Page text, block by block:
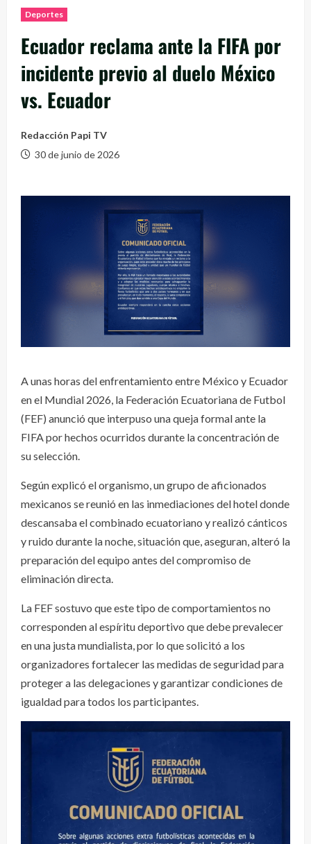
Deportes
Ecuador reclama ante la FIFA por
incidente previo al duelo México
vs. Ecuador
Redacción Papi TV
30 de junio de 2026
A unas horas del enfrentamiento entre México y Ecuador
en el Mundial 2026, la Federación Ecuatoriana de Futbol
(FEF) anunció que interpuso una queja formal ante la
FIFA por hechos ocurridos durante la concentración de
su selección.
Según explicó el organismo, un grupo de aficionados
mexicanos se reunió en las inmediaciones del hotel donde
descansaba el combinado ecuatoriano y realizó cánticos
y ruido durante la noche, situación que, aseguran, alteró la
preparación del equipo antes del compromiso de
eliminación directa.
La FEF sostuvo que este tipo de comportamientos no
corresponden al espíritu deportivo que debe prevalecer
en una justa mundialista, por lo que solicitó a los
organizadores fortalecer las medidas de seguridad para
proteger a las delegaciones y garantizar condiciones de
igualdad para todos los participantes.